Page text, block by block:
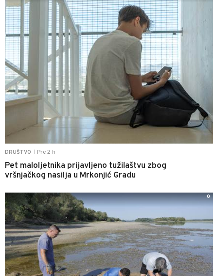
DRUŠTVO Pre 2 h
Pet maloljetnika prijavljeno tužilaštvu zbog
vršnjačkog nasilja u Mrkonjić Gradu
0